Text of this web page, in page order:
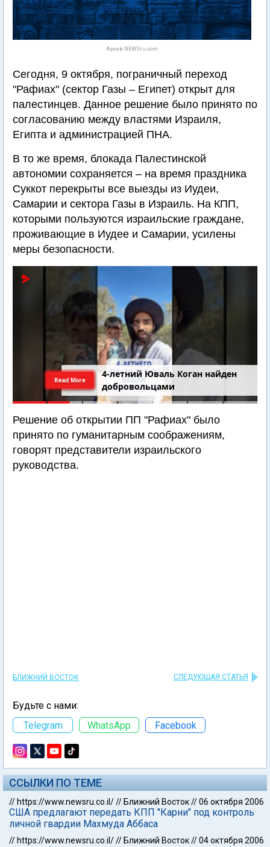
Архив NEWSru.com
Сегодня, 9 октября, пограничный переход
"Рафиах" (сектор Газы – Египет) открыт для
палестинцев. Данное решение было принято по
согласованию между властями Израиля,
Египта и администрацией ПНА.
В то же время, блокада Палестинской
автономии сохраняется – на время праздника
Суккот перекрыты все выезды из Иудеи,
Самарии и сектора Газы в Израиль. На КПП,
которыми пользуются израильские граждане,
проживающие в Иудее и Самарии, усилены
меры безопасности.
4-летний Юваль Коган найден
добровольцами
Read More
Решение об открытии ПП "Рафиах" было
принято по гуманитарным соображениям,
говорят представители израильского
руководства.
БЛИЖНИЙ ВОСТОК СЛЕДУЮЩАЯ СТАТЬЯ
Будьте с нами:
Telegram
WhatsApp Facebook
ССЫЛКИ ПО ТЕМЕ
// https://www.newsru.co.il/// Ближний Восток//06 октября 2006
США предлагают передать КПП "Карни" под контроль
личной гвардии Махмуда Аббаса
// https://www.newsru.co.il/// Ближний Восток//04 октября 2006